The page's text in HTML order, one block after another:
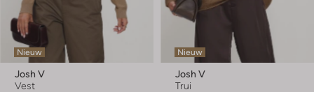
Nieuw
Josh V
Vest
Nieuw
Josh V
Trui